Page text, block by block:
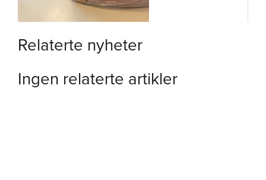
Relaterte nyheter
Ingen relaterte artikler